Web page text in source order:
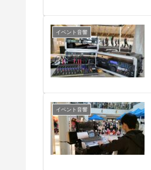
イベント音響
イベント音響